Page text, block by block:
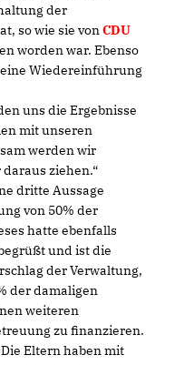
der
so wie sie vonCDU
worden war. Ebenso
Wiedereinführung
uns die Ergebnisse
mit unseren
werden wir
ziehen.“
dritte Aussage
von 50% der
hatte ebenfalls
und ist die
der Verwaltung,
der damaligen
weiteren
zu finanzieren.
Eltern haben mit